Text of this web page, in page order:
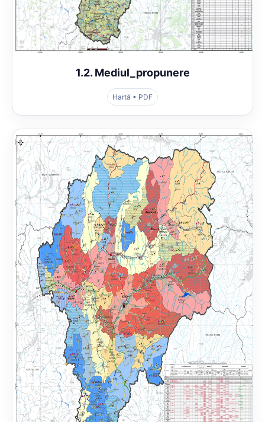
1.2. Mediul_propunere
Hartă • PDF